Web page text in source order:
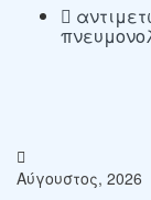
Αύγουστος, 2026